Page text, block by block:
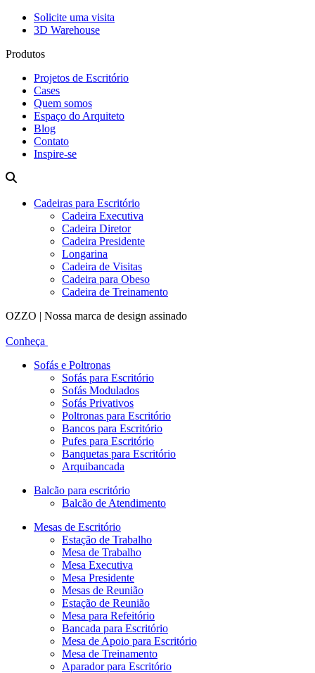
Solicite uma visita
3D Warehouse
Produtos
Projetos de Escritório
Cases
Quem somos
Espaço do Arquiteto
Blog
Contato
Inspire-se
Cadeiras para Escritório
Cadeira Executiva
Cadeira Diretor
Cadeira Presidente
Longarina
Cadeira de Visitas
Cadeira para Obeso
Cadeira de Treinamento
OZZO | Nossa marca de design assinado
Conheça
Sofás e Poltronas
Sofás para Escritório
Sofás Modulados
Sofás Privativos
Poltronas para Escritório
Bancos para Escritório
Pufes para Escritório
Banquetas para Escritório
Arquibancada
Balcão para escritório
Balcão de Atendimento
Mesas de Escritório
Estação de Trabalho
Mesa de Trabalho
Mesa Executiva
Mesa Presidente
Mesas de Reunião
Estação de Reunião
Mesa para Refeitório
Bancada para Escritório
Mesa de Apoio para Escritório
Mesa de Treinamento
Aparador para Escritório